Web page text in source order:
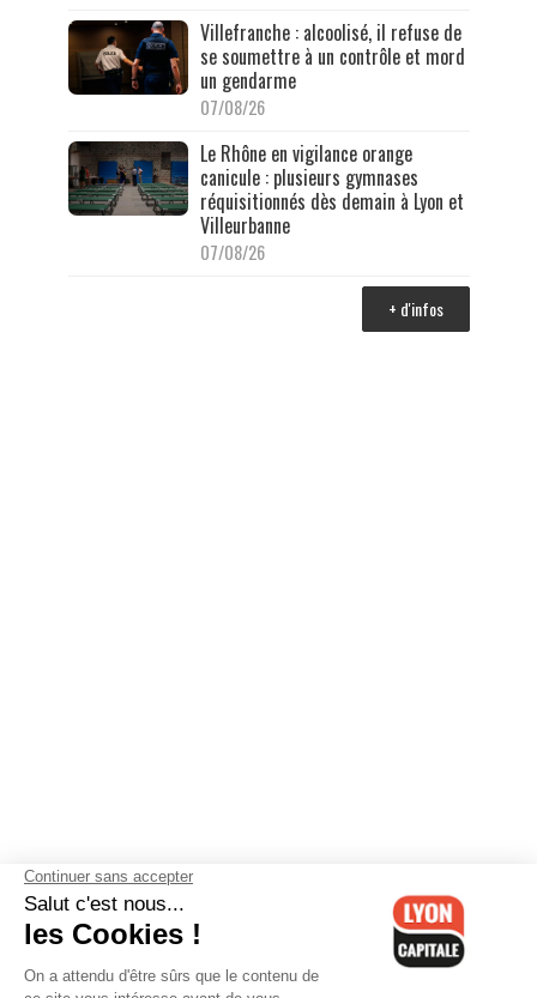
Villefranche : alcoolisé, il refuse de
se soumettre à un contrôle et mord
un gendarme
07/08/26
Le Rhône en vigilance orange
canicule : plusieurs gymnases
réquisitionnés dès demain à Lyon et
Villeurbanne
07/08/26
+ d'infos